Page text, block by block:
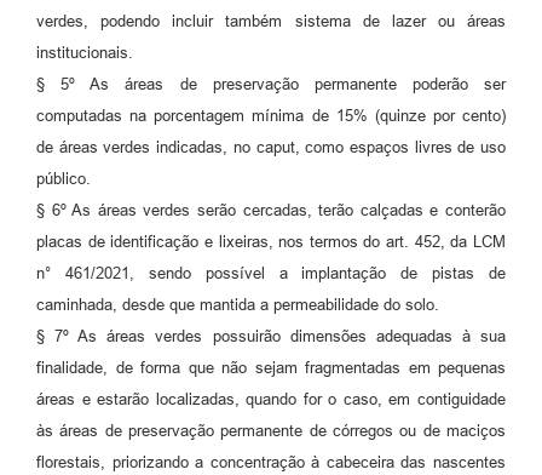
verdes, podendo incluir também sistema de lazer ou áreas
institucionais.
§ 5º As áreas de preservação permanente poderão ser
computadas na porcentagem mínima de 15% (quinze por cento)
de áreas verdes indicadas, no caput, como espaços livres de uso
público.
§ 6º As áreas verdes serão cercadas, terão calçadas e conterão
placas de identificação e lixeiras, nos termos do art. 452, da LCM
n° 461/2021, sendo possível a implantação de pistas de
caminhada, desde que mantida a permeabilidade do solo.
§ 7º As áreas verdes possuirão dimensões adequadas à sua
finalidade, de forma que não sejam fragmentadas em pequenas
áreas e estarão localizadas, quando for o caso, em contiguidade
às áreas de preservação permanente de córregos ou de maciços
florestais, priorizando a concentração à cabeceira das nascentes